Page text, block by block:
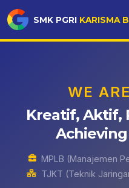
SMK PGRI KARISMA
WE
Kreatif, Aktif,
MPLB (Manajemen
TJKT (Teknik